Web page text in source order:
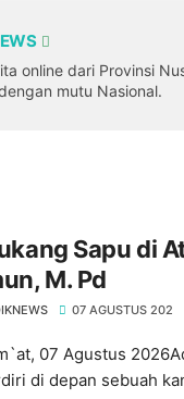
online dari Provinsi
mutu Nasional.
Sapu di
M. Pd
07 AGUSTUS 202
07 Agustus
di depan sebuah